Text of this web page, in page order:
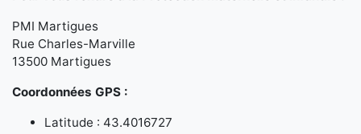
PMI Martigues
Rue Charles-Marville
13500 Martigues
Coordonnées GPS :
Latitude : 43.4016727